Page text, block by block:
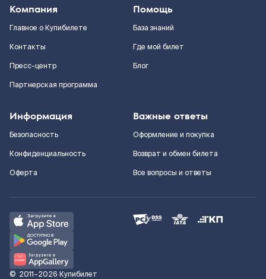
Компания
Главное о Купибилете
Контакты
Пресс-центр
Партнерская программа
Помощь
База знаний
Где мой билет
Блог
Информация
Безопасность
Конфиденциальность
Оферта
Важные ответы
Оформление и покупка
Возврат и обмен билета
Все вопросы и ответы
© 2011–2026 Купибилет